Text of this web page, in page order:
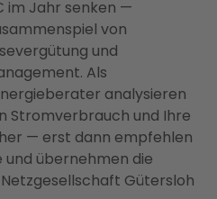
Zeitpunkt ist
in Gütersloh
in Gütersloh — ohne
Ihr Haus als vernetztes
lohnt sich — wenn
im Jahr senken —
von
und
Als
analysieren
Stromverbrauch und Ihre
— erst dann empfehlen
und übernehmen die
Gütersloh